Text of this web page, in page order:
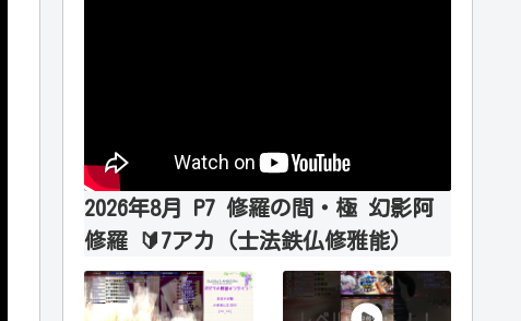
2026年8月 P7 修羅の間・極 幻影阿
修羅 🔰7アカ（士法鉄仏修雅能）